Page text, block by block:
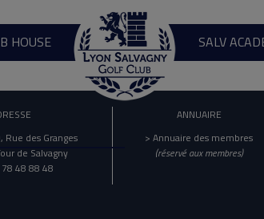
HOUSE SALV
Rue des Granges
de Salvagny
48 88 48
ANNUAIRE
> Annuaire des membres
(réservé aux membres)